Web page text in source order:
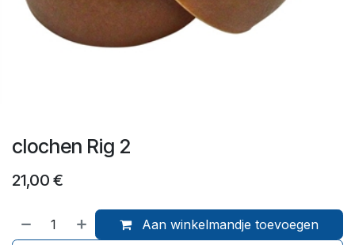
clochen Rig 2
21,00 €
Aan winkelmandje toevoegen